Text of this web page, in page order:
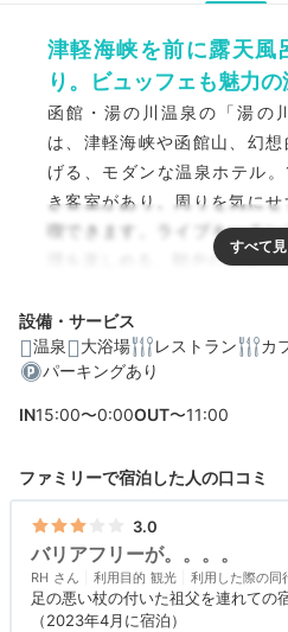
津軽海峡を前に露天風
り。ビュッフェも魅力
函館・湯の川温泉の「湯の
は、津軽海峡や函館山、幻
げる、モダンな温泉ホテル
き客室があり、周りを気に
喫できます。ライブキッチ
理を楽しめる、朝夕のビュッ
編集部おすすめの
ポカポカ温まる湯の川温泉を
付き客室
夕食も朝食も盛りだくさん。
ッフェ
設備・サービス
温泉
大浴場 レストラン カ
パーキングあり
IN15:00〜0:00OUT〜11:00
ファミリーで宿泊した人の口コミ
3.0
バリアフリーが。。。。
RH 利用目的 観光 利用した際の同
足の悪い杖の付いた祖父を連れての
（2023年4月に宿泊）